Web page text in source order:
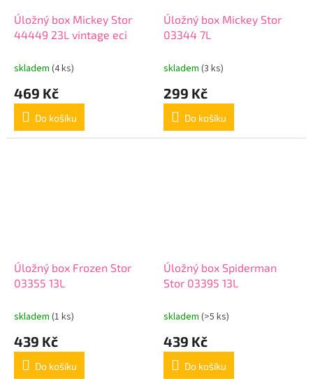
Úložný box Mickey Stor
44449 23L vintage eci
skladem (4 ks)
469 Kč
Do košíku
Úložný box Mickey Stor
03344 7L
skladem (3 ks)
299 Kč
Do košíku
Úložný box Frozen Stor
03355 13L
skladem (1 ks)
439 Kč
Do košíku
Úložný box Spiderman
Stor 03395 13L
skladem (>5 ks)
439 Kč
Do košíku